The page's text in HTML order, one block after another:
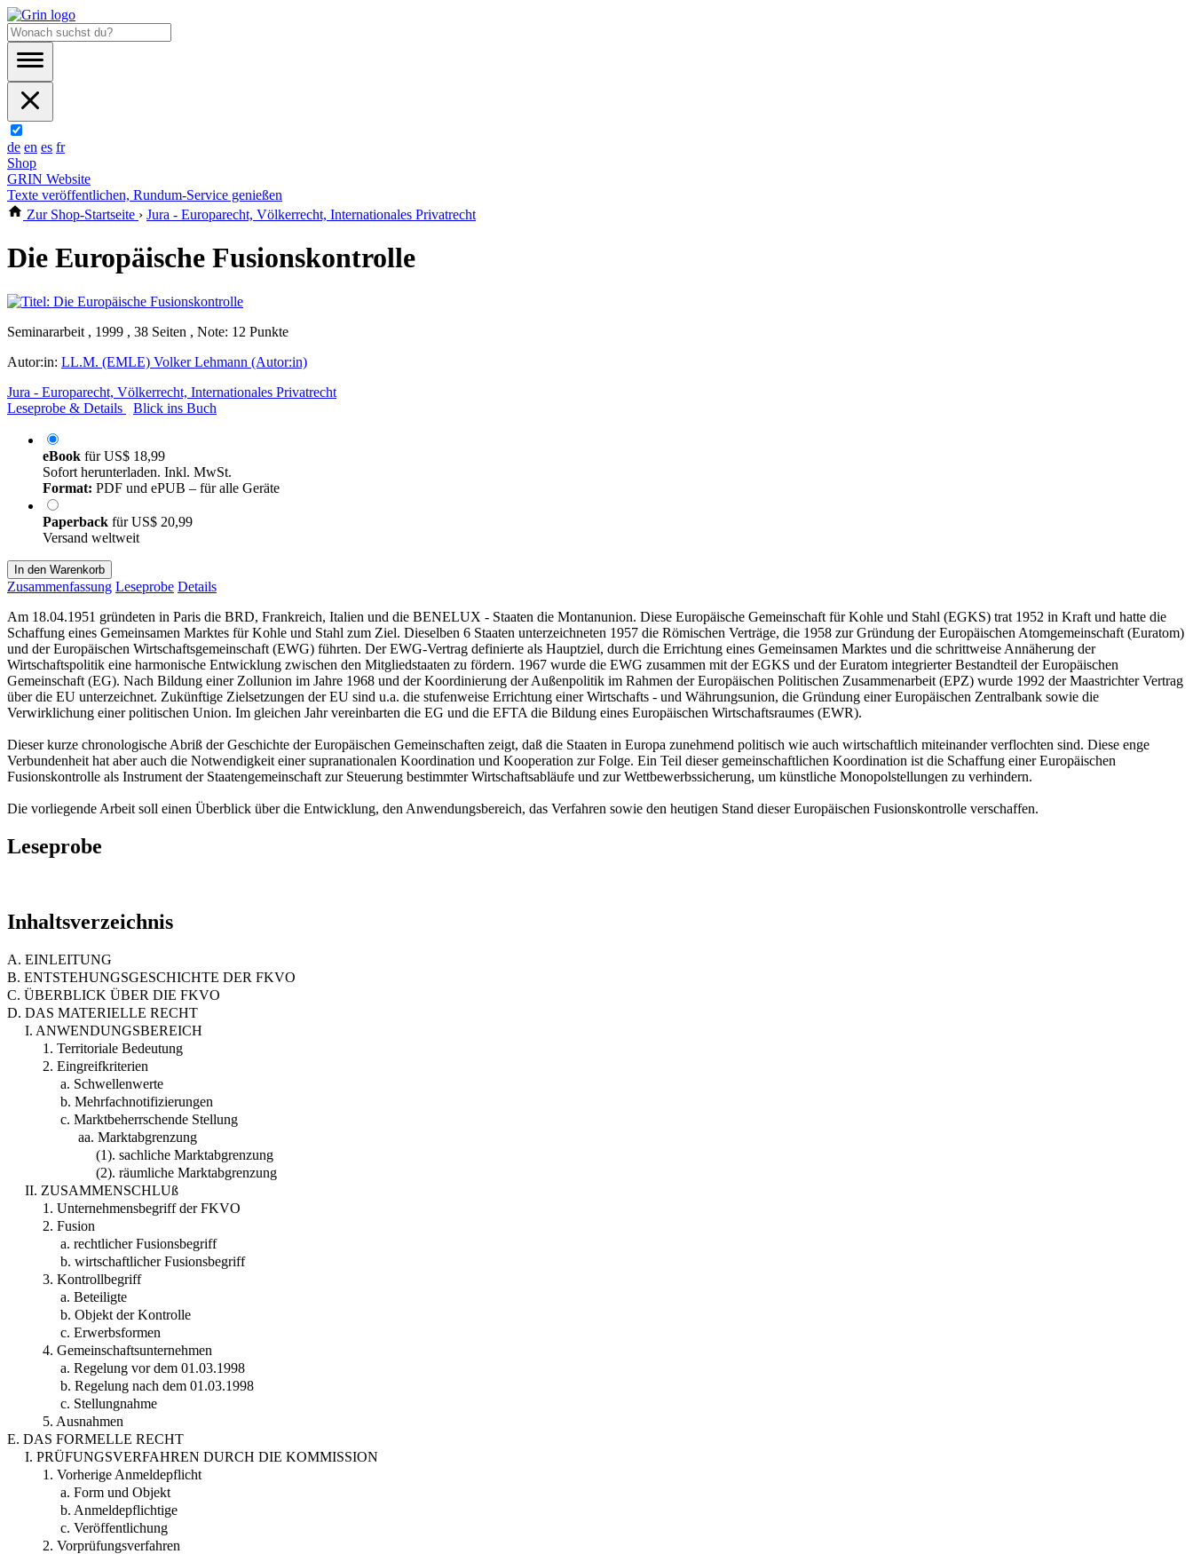
de en es fr
Shop
GRIN Website
Texte veröffentlichen, Rundum-Service genießen
Zur Shop-Startseite › Jura - Europarecht, Völkerrecht, Internationales Privatrecht
Die Europäische Fusionskontrolle
Seminararbeit , 1999 , 38 Seiten , Note: 12 Punkte
Autor:in: LL.M. (EMLE) Volker Lehmann (Autor:in)
Jura - Europarecht, Völkerrecht, Internationales Privatrecht
Leseprobe & Details
Blick ins Buch
eBook fürUS$ 18,99
Sofort herunterladen. Inkl. MwSt.
Format: PDF und ePUB – für alle Geräte
Paperback fürUS$ 20,99
Versand weltweit
In den Warenkorb
Zusammenfassung Leseprobe Details
Am 18.04.1951 gründeten in Paris die BRD, Frankreich, Italien und die BENELUX - Staaten die Montanunion. Diese Europäische Gemeinschaft für Kohle und Stahl (EGKS) trat 1952 in Kraft und hatte die
Schaffung eines Gemeinsamen Marktes für Kohle und Stahl zum Ziel. Dieselben 6 Staaten unterzeichneten 1957 die Römischen Verträge, die 1958 zur Gründung der Europäischen Atomgemeinschaft (Euratom)
und der Europäischen Wirtschaftsgemeinschaft (EWG) führten. Der EWG-Vertrag definierte als Hauptziel, durch die Errichtung eines Gemeinsamen Marktes und die schrittweise Annäherung der
Wirtschaftspolitik eine harmonische Entwicklung zwischen den Mitgliedstaaten zu fördern. 1967 wurde die EWG zusammen mit der EGKS und der Euratom integrierter Bestandteil der Europäischen
Gemeinschaft (EG). Nach Bildung einer Zollunion im Jahre 1968 und der Koordinierung der Außenpolitik im Rahmen der Europäischen Politischen Zusammenarbeit (EPZ) wurde 1992 der Maastrichter Vertrag
über die EU unterzeichnet. Zukünftige Zielsetzungen der EU sind u.a. die stufenweise Errichtung einer Wirtschafts - und Währungsunion, die Gründung einer Europäischen Zentralbank sowie die
Verwirklichung einer politischen Union. Im gleichen Jahr vereinbarten die EG und die EFTA die Bildung eines Europäischen Wirtschaftsraumes (EWR).
Dieser kurze chronologische Abriß der Geschichte der Europäischen Gemeinschaften zeigt, daß die Staaten in Europa zunehmend politisch wie auch wirtschaftlich miteinander verflochten sind. Diese enge
Verbundenheit hat aber auch die Notwendigkeit einer supranationalen Koordination und Kooperation zur Folge. Ein Teil dieser gemeinschaftlichen Koordination ist die Schaffung einer Europäischen
Fusionskontrolle als Instrument der Staatengemeinschaft zur Steuerung bestimmter Wirtschaftsabläufe und zur Wettbewerbssicherung, um künstliche Monopolstellungen zu verhindern.
Die vorliegende Arbeit soll einen Überblick über die Entwicklung, den Anwendungsbereich, das Verfahren sowie den heutigen Stand dieser Europäischen Fusionskontrolle verschaffen.
Leseprobe
Inhaltsverzeichnis
A. EINLEITUNG
B. ENTSTEHUNGSGESCHICHTE DER FKVO
C. ÜBERBLICK ÜBER DIE FKVO
D. DAS MATERIELLE RECHT
I. ANWENDUNGSBEREICH
1. Territoriale Bedeutung
2. Eingreifkriterien
a. Schwellenwerte
b. Mehrfachnotifizierungen
c. Marktbeherrschende Stellung
aa. Marktabgrenzung
(1). sachliche Marktabgrenzung
(2). räumliche Marktabgrenzung
II. ZUSAMMENSCHLUß
1. Unternehmensbegriff der FKVO
2. Fusion
a. rechtlicher Fusionsbegriff
b. wirtschaftlicher Fusionsbegriff
3. Kontrollbegriff
a. Beteiligte
b. Objekt der Kontrolle
c. Erwerbsformen
4. Gemeinschaftsunternehmen
a. Regelung vor dem 01.03.1998
b. Regelung nach dem 01.03.1998
c. Stellungnahme
5. Ausnahmen
E. DAS FORMELLE RECHT
I. PRÜFUNGSVERFAHREN DURCH DIE KOMMISSION
1. Vorherige Anmeldepflicht
a. Form und Objekt
b. Anmeldepflichtige
c. Veröffentlichung
2. Vorprüfungsverfahren